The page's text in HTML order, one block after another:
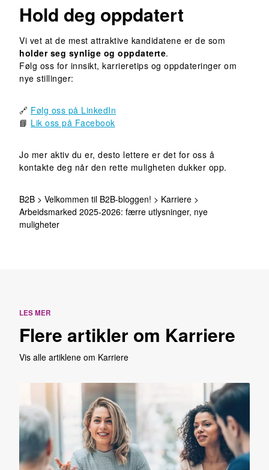
Hold deg oppdatert
Vi vet at de mest attraktive kandidatene er de som
holder seg synlige og oppdaterte.
Følg oss for innsikt, karrieretips og oppdateringer om
nye stillinger:
🔗 Følg oss på LinkedIn
📘 Lik oss på Facebook
Jo mer aktiv du er, desto lettere er det for oss å
kontakte deg når den rette muligheten dukker opp.
B2B > Velkommen til B2B-bloggen! > Karriere >
Arbeidsmarked 2025-2026: færre utlysninger, nye
muligheter
LES MER
Flere artikler om Karriere
Vis alle artiklene om Karriere